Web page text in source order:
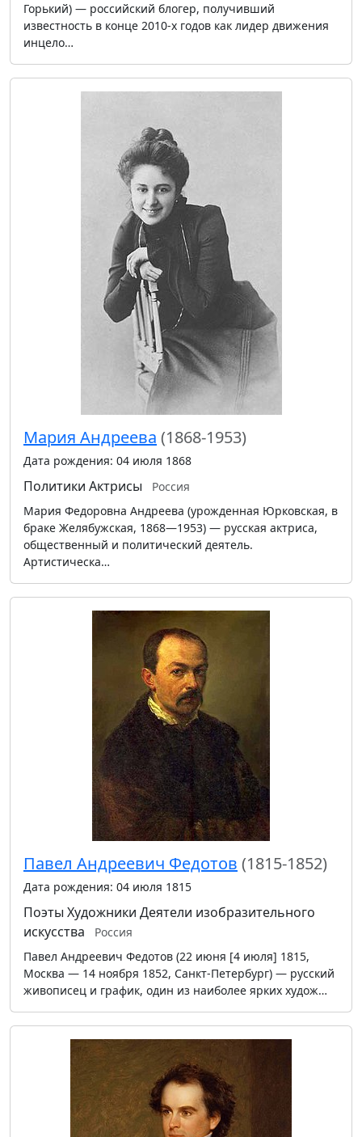
Горький) — российский блогер, получивший
известность в конце 2010-х годов как лидер движения
инцело…
Мария Андреева (1868-1953)
Дата рождения: 04 июля 1868
Политики Актрисы
Россия
Мария Федоровна Андреева (урожденная Юрковская, в
браке Желябужская, 1868—1953) — русская актриса,
общественный и политический деятель.
Артистическа…
Павел Андреевич Федотов (1815-1852)
Дата рождения: 04 июля 1815
Поэты Художники Деятели изобразительного
искусства
Россия
Павел Андреевич Федотов (22 июня [4 июля] 1815,
Москва — 14 ноября 1852, Санкт-Петербург) — русский
живописец и график, один из наиболее ярких худож…